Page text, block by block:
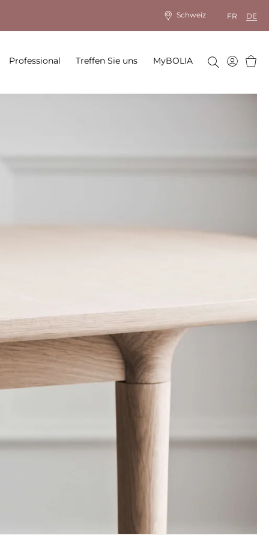
Schweiz FR DE
Professional Treffen Sie uns MyBOLIA